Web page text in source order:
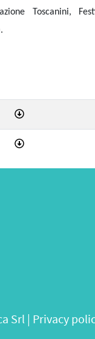
Toscanini,
Srl | Privacy